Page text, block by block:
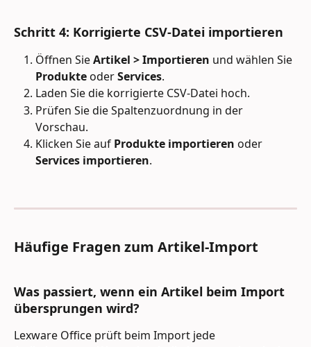
Schritt 4: Korrigierte CSV-Datei importieren
Öffnen Sie Artikel > Importieren und wählen Sie
Produkte oder Services.
Laden Sie die korrigierte CSV-Datei hoch.
Prüfen Sie die Spaltenzuordnung in der
Vorschau.
Klicken Sie auf Produkte importieren oder
Services importieren.
Häufige Fragen zum Artikel-Import
Was passiert, wenn ein Artikel beim Import
übersprungen wird?
Lexware Office prüft beim Import jede